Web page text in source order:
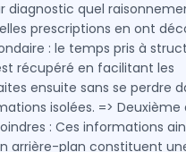
diagnostic quel
prescriptions en ont
: le temps pris à
récupéré en facilitant les
ensuite sans se perdre
isolées. =>
: Ces informations
arrière-plan constituent